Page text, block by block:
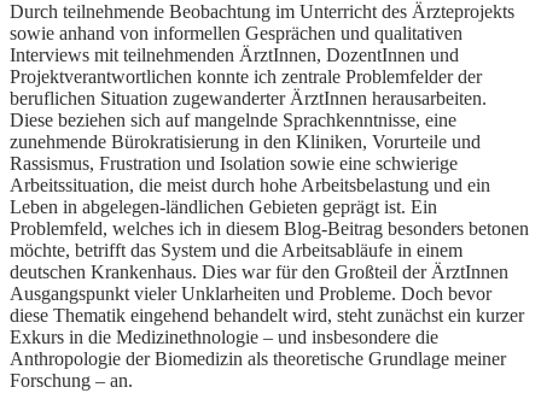
Durch teilnehmende Beobachtung im Unterricht des Ärzteprojekts
sowie anhand von informellen Gesprächen und qualitativen
Interviews mit teilnehmenden ÄrztInnen, DozentInnen und
Projektverantwortlichen konnte ich zentrale Problemfelder der
beruflichen Situation zugewanderter ÄrztInnen herausarbeiten.
Diese beziehen sich auf mangelnde Sprachkenntnisse, eine
zunehmende Bürokratisierung in den Kliniken, Vorurteile und
Rassismus, Frustration und Isolation sowie eine schwierige
Arbeitssituation, die meist durch hohe Arbeitsbelastung und ein
Leben in abgelegen-ländlichen Gebieten geprägt ist. Ein
Problemfeld, welches ich in diesem Blog-Beitrag besonders betonen
möchte, betrifft das System und die Arbeitsabläufe in einem
deutschen Krankenhaus. Dies war für den Großteil der ÄrztInnen
Ausgangspunkt vieler Unklarheiten und Probleme. Doch bevor
diese Thematik eingehend behandelt wird, steht zunächst ein kurzer
Exkurs in die Medizinethnologie – und insbesondere die
Anthropologie der Biomedizin als theoretische Grundlage meiner
Forschung – an.